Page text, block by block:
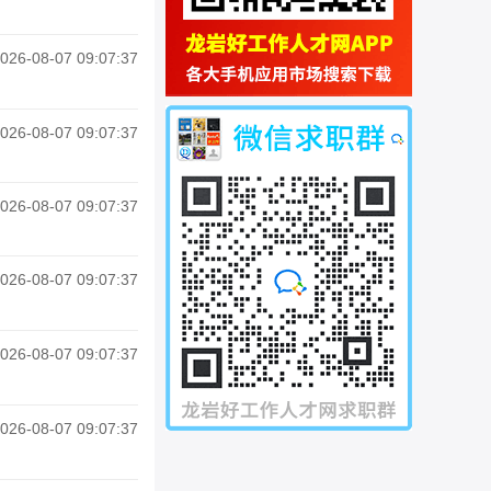
08-07 09:07:37
08-07 09:07:37
08-07 09:07:37
08-07 09:07:37
08-07 09:07:37
08-07 09:07:37